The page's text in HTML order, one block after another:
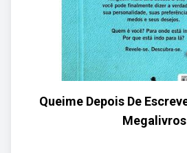
Queime Depois De
Megalivros